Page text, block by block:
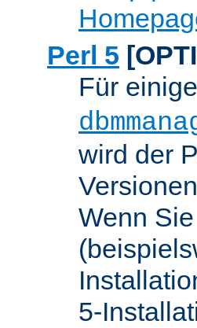
Perl 5
Für
wird der
Wenn
5-